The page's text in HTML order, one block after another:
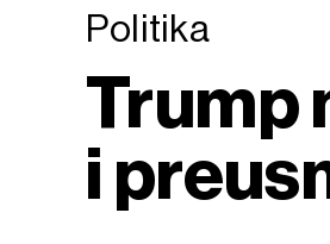
Politika
Trump
i